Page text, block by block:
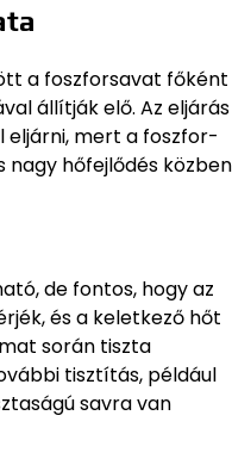
a foszforsavat főként
állítják elő. Az eljárás
eljárni, mert a foszfor-
nagy hőfejlődés közben
de fontos, hogy az
és a keletkező hőt
során tiszta
tisztítás, például
savra van